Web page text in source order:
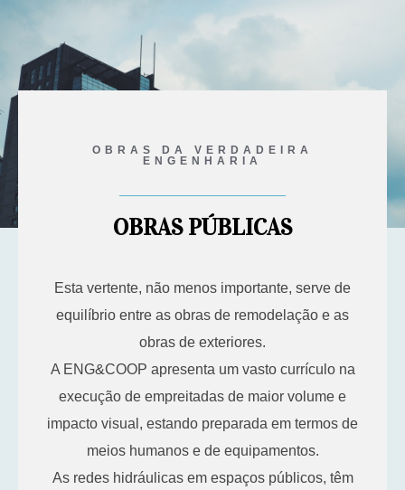
OBRAS DA VERDADEIRA
ENGENHARIA
OBRAS PÚBLICAS
Esta vertente, não menos importante, serve de
equilíbrio entre as obras de remodelação e as
obras de exteriores.
A ENG&COOP apresenta um vasto currículo na
execução de empreitadas de maior volume e
impacto visual, estando preparada em termos de
meios humanos e de equipamentos.
As redes hidráulicas em espaços públicos, têm